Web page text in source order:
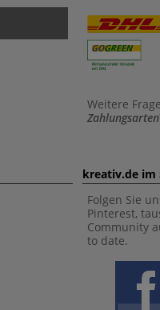
Weitere
Zahlungsarten
kreativ.de im
Folgen Sie
Pinterest,
Community
to date.